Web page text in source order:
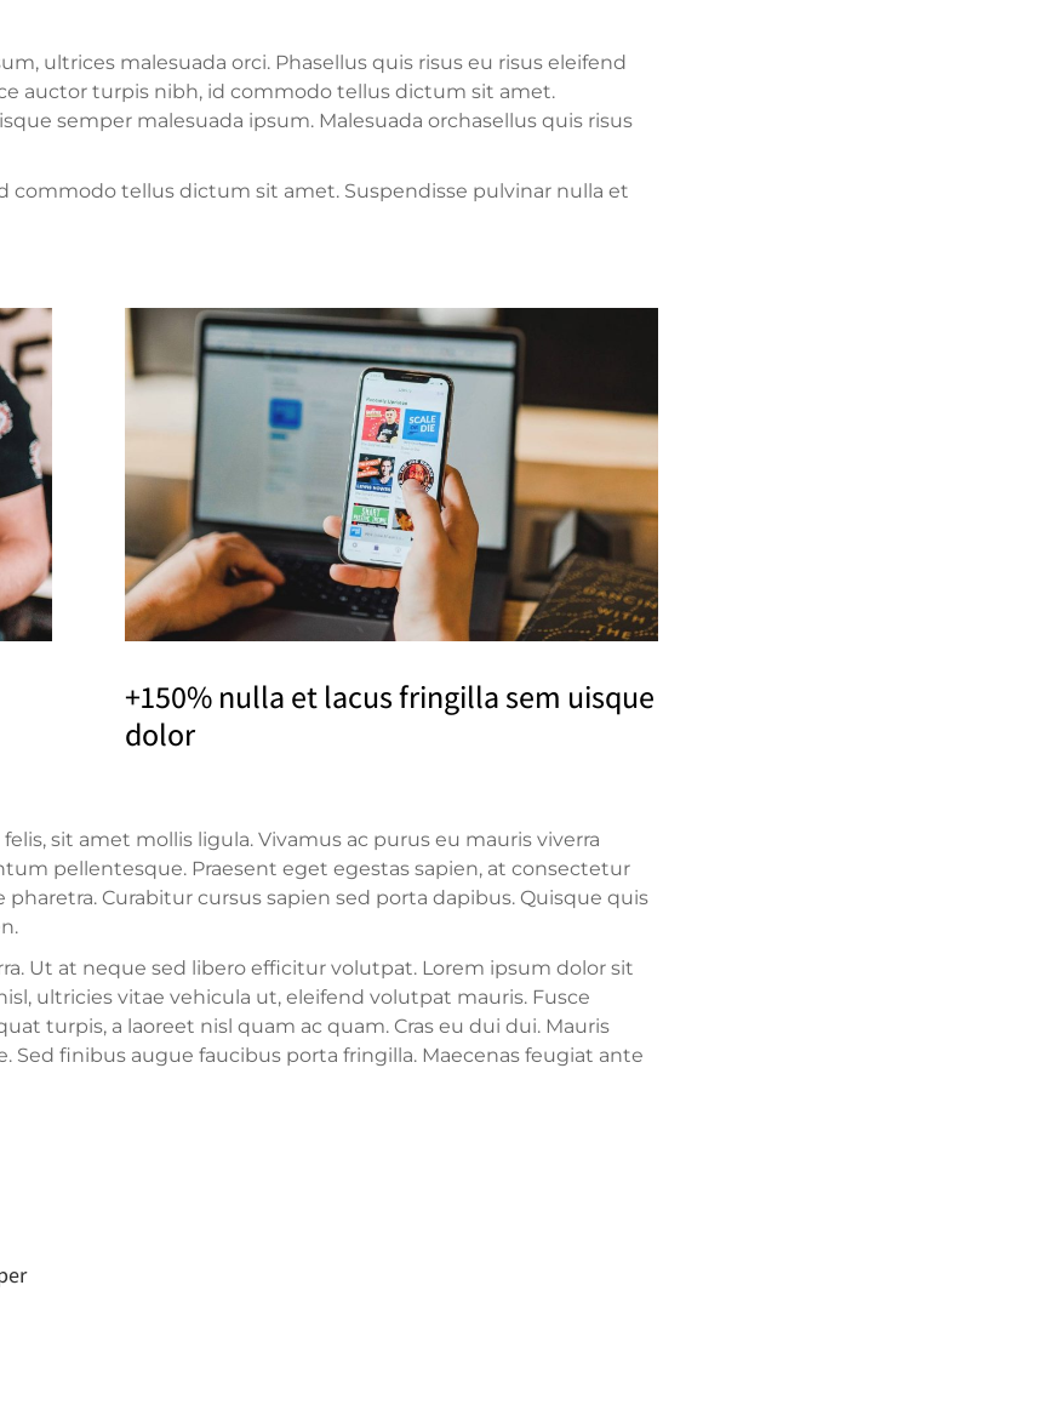
ultrices malesuada orci. Phasellus quis risus eu risus eleifend
auctor turpis nibh, id commodo tellus dictum sit amet.
semper malesuada ipsum. Malesuada orchasellus quis risus
commodo tellus dictum sit amet. Suspendisse pulvinar nulla et
+150% nulla et lacus fringilla sem uisque
dolor
sit amet mollis ligula. Vivamus ac purus eu mauris viverra
pellentesque. Praesent eget egestas sapien, at consectetur
Curabitur cursus sapien sed porta dapibus. Quisque quis
Ut at neque sed libero efficitur volutpat. Lorem ipsum dolor sit
ultricies vitae vehicula ut, eleifend volutpat mauris. Fusce
turpis, a laoreet nisl quam ac quam. Cras eu dui dui. Mauris
finibus augue faucibus porta fringilla. Maecenas feugiat ante